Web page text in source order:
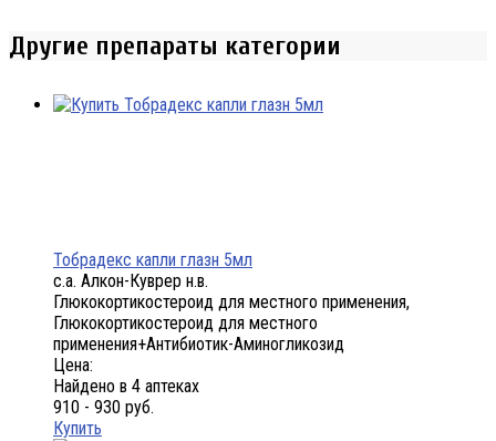
Другие препараты категории
Тобрадекс капли глазн 5мл
с.а. Алкон-Куврер н.в.
Глюкокортикостероид для местного применения,
Глюкокортикостероид для местного
применения+Антибиотик-Аминогликозид
Цена:
Найдено в 4 аптеках
910 - 930 руб.
Купить